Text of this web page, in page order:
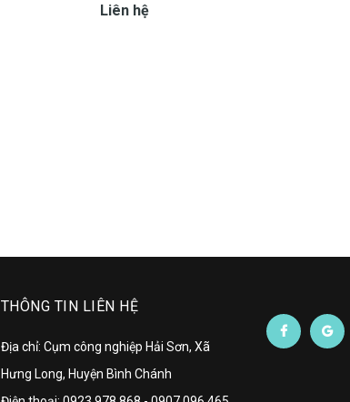
Liên hệ
THÔNG TIN LIÊN HỆ
Địa chỉ: Cụm công nghiệp Hải Sơn, Xã
Hưng Long, Huyện Bình Chánh